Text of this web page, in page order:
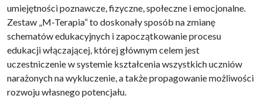
umiejętności poznawcze, fizyczne, społeczne i emocjonalne.
Zestaw „M-Terapia” to doskonały sposób na zmianę
schematów edukacyjnych i zapoczątkowanie procesu
edukacji włączającej, której głównym celem jest
uczestniczenie w systemie kształcenia wszystkich uczniów
narażonych na wykluczenie, a także propagowanie możliwości
rozwoju własnego potencjału.